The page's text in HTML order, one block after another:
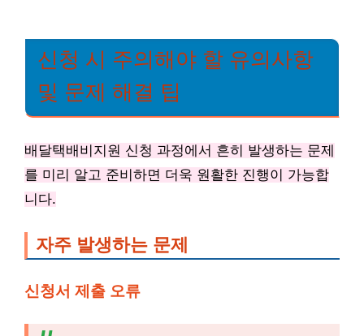
신청 시 주의해야 할 유의사항
및 문제 해결 팁
배달택배비지원 신청 과정에서 흔히 발생하는 문제
를 미리 알고 준비하면 더욱 원활한 진행이 가능합
니다.
자주 발생하는 문제
신청서 제출 오류